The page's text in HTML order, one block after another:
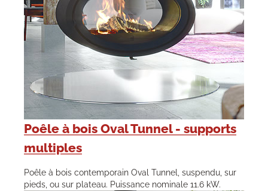
Poêle à bois Oval Tunnel - supports
multiples
Poêle à bois contemporain Oval Tunnel, suspendu, sur
pieds, ou sur plateau. Puissance nominale 11.6 kW.